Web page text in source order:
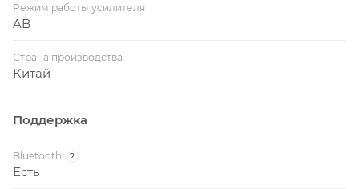
Режим работы усилителя
AB
Страна производства
Китай
Поддержка
Bluetooth ?
Есть